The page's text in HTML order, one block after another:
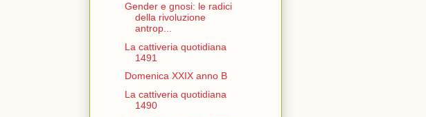
Gender e gnosi: le radici
della rivoluzione
antrop...
La cattiveria quotidiana
1491
Domenica XXIX anno B
La cattiveria quotidiana
1490